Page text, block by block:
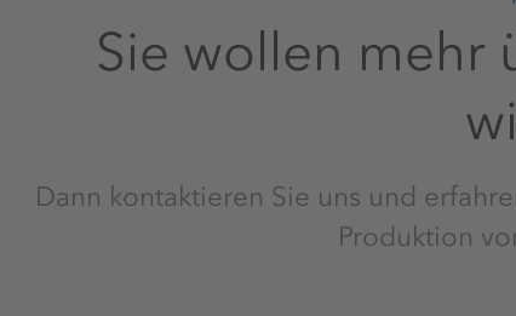
Sie wollen mehr
Dann kontaktieren Sie uns und
Produktion